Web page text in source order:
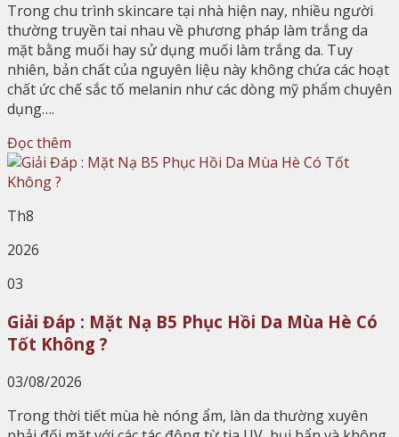
Trong chu trình skincare tại nhà hiện nay, nhiều người
thường truyền tai nhau về phương pháp làm trắng da
mặt bằng muối hay sử dụng muối làm trắng da. Tuy
nhiên, bản chất của nguyên liệu này không chứa các hoạt
chất ức chế sắc tố melanin như các dòng mỹ phẩm chuyên
dụng….
Đọc thêm
Th8
2026
03
Giải Đáp : Mặt Nạ B5 Phục Hồi Da Mùa Hè Có
Tốt Không ?
03/08/2026
Trong thời tiết mùa hè nóng ẩm, làn da thường xuyên